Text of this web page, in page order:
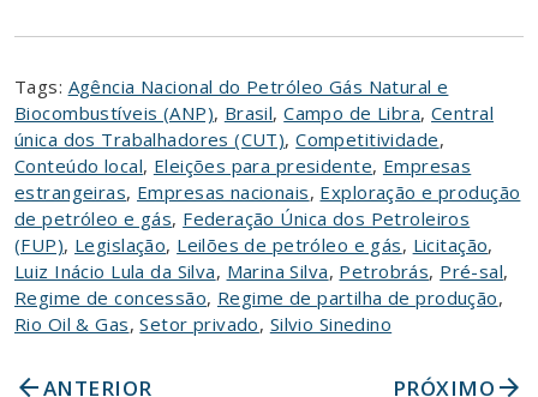
Tags: Agência Nacional do Petróleo Gás Natural e
Biocombustíveis (ANP), Brasil,Campo de Libra,Central
única dos Trabalhadores (CUT),Competitividade,
Conteúdo local, Eleições para presidente, Empresas
estrangeiras, Empresas nacionais, Exploração e produção
de petróleo e gás, Federação Única dos Petroleiros
(FUP), Legislação, Leilões de petróleo e gás, Licitação,
Luiz Inácio Lula da Silva, Marina Silva, Petrobrás, Pré-sal,
Regime de concessão, Regime de partilha de produção,
Rio Oil & Gas,Setor privado, Silvio Sinedino
arrow_backANTERIOR PRÓXIMO arrow_forward